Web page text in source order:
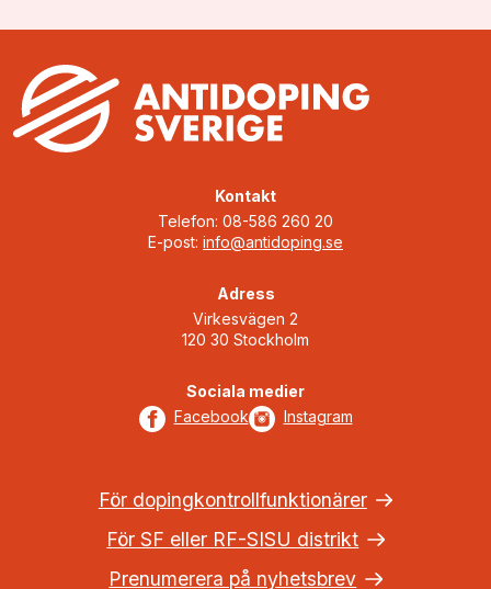
Kontakt
Telefon: 08-586 260 20
E-post: info@antidoping.se
Adress
Virkesvägen 2
120 30 Stockholm
Sociala medier
Facebook
Instagram
För dopingkontrollfunktionärer
För SF eller RF-SISU distrikt
Prenumerera på nyhetsbrev